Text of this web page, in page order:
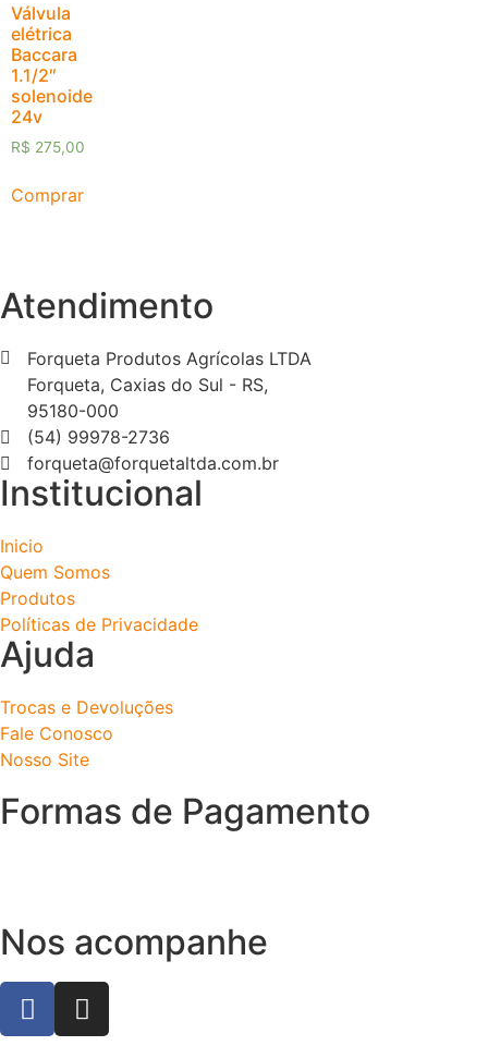
Válvula
elétrica
Baccara
1.1/2″
solenoide
24v
R$ 275,00
Comprar
Atendimento
Forqueta Produtos Agrícolas LTDA
Forqueta, Caxias do Sul - RS,
95180-000
(54) 99978-2736
forqueta@forquetaltda.com.br
Institucional
Inicio
Quem Somos
Produtos
Políticas de Privacidade
Ajuda
Trocas e Devoluções
Fale Conosco
Nosso Site
Formas de Pagamento
Nos acompanhe